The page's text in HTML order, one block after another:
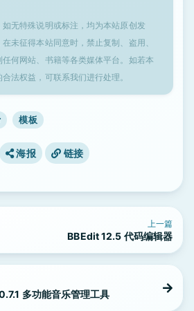
无特殊说明或标注，均为本站原创发
未征得本站同意时，禁止复制、盗用、
何网站、书籍等各类媒体平台。如若本
法权益，可联系我们进行处理。
模板
海报 链接
上一篇
BBEdit 12.5 代码编辑器
多功能音乐管理工具